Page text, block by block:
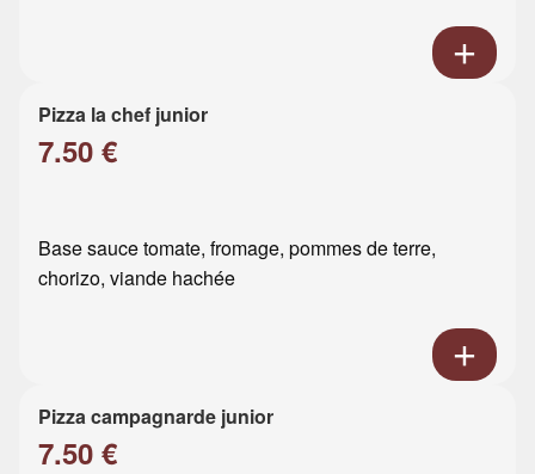
Pizza la chef junior
7.50 €
Base sauce tomate, fromage, pommes de terre,
chorizo, viande hachée
Pizza campagnarde junior
7.50 €